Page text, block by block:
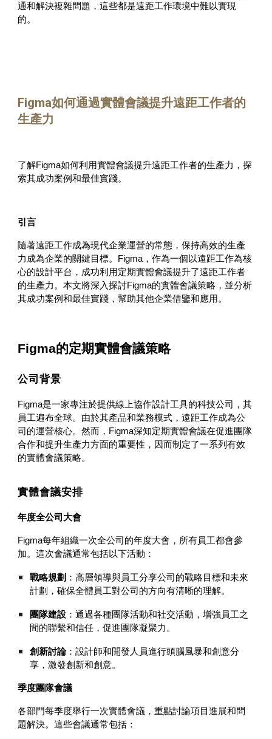
通和解決複雜問題，這些都是遠距工作環境中難以實現
的。
Figma如何通過實體會議提升遠距工作者的
生產力
了解Figma如何利用實體會議提升遠距工作者的生產力，探
索其成功案例和最佳實踐。
引言
隨著遠距工作成為現代企業運營的常態，保持高效的生產
力成為企業的關鍵目標。Figma，作為一個以遠距工作為核
心的設計平台，成功利用定期實體會議提升了遠距工作者
的生產力。本文將深入探討Figma的實體會議策略，並分析
其成功案例和最佳實踐，幫助其他企業借鑒和應用。
Figma的定期實體會議策略
公司背景
Figma是一家專注於提供線上協作設計工具的科技公司，其
員工遍布全球。由於其產品和業務模式，遠距工作成為公
司的運營核心。然而，Figma深知定期實體會議在促進團隊
合作和提升生產力方面的重要性，因而制定了一系列有效
的實體會議策略。
實體會議安排
年度全公司大會
Figma每年組織一次全公司的年度大會，所有員工都會參
加。這次會議通常包括以下活動：
戰略規劃 ：高層領導與員工分享公司的戰略目標和未來
計劃，確保全體員工對公司的方向有清晰的理解。
團隊建設 ：通過各種團隊活動和社交活動，增強員工之
間的聯繫和信任，促進團隊凝聚力。
創新討論：設計師和開發人員進行頭腦風暴和創意分
享，激發創新和創意。
季度團隊會議
各部門每季度舉行一次實體會議，重點討論項目進展和問
題解決。這些會議通常包括：